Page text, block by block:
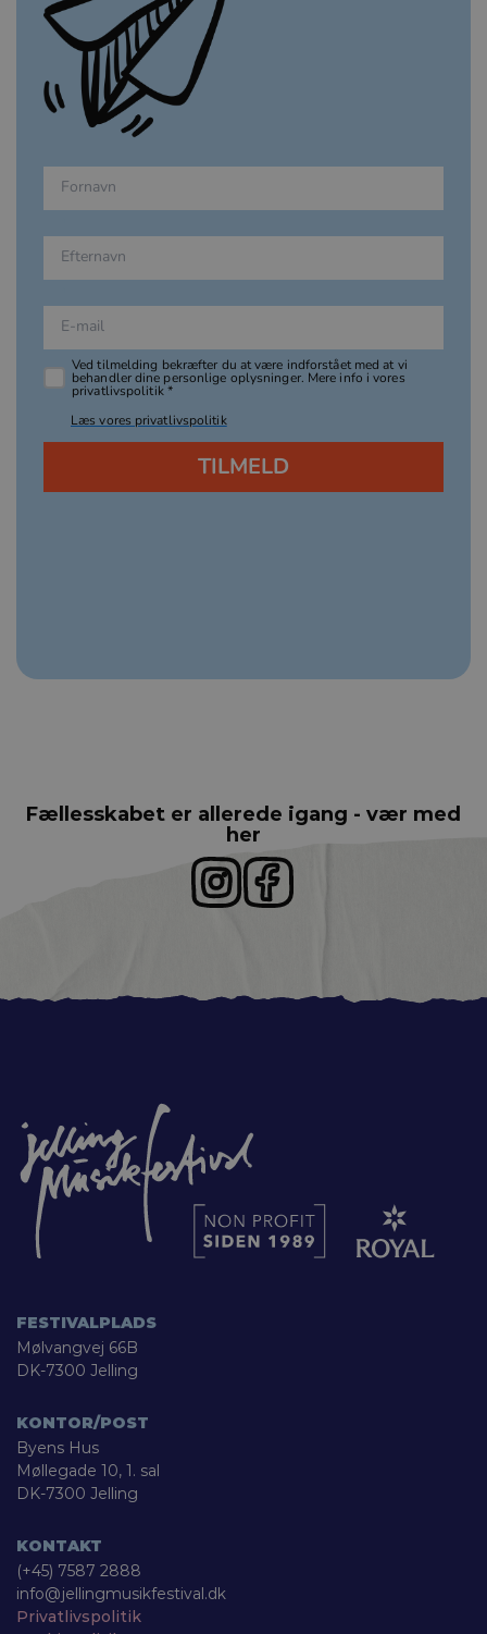
Fællesskabet er allerede igang - vær med
her
FESTIVALPLADS
Mølvangvej 66B
DK-7300 Jelling
KONTOR/POST
Byens Hus
Møllegade 10, 1. sal
DK-7300 Jelling
KONTAKT
(+45) 7587 2888
info@jellingmusikfestival.dk
Privatlivspolitik